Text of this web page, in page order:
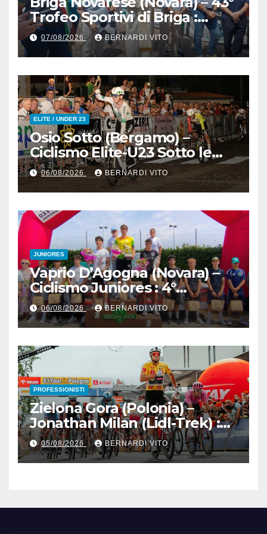
Trofeo Sportivi di Briga :
Nicolò Arrighetti è ancora lui
il Re del Muro di San
Colombano
07/08/2026 BERNARDI VITO
ELITE / UNDER 23
Osio Sotto (Bergamo) –
Ciclismo Elite-U23 Sotto le
Stelle : Kevin Bertoncelli (SC
Padovani-Polo Cherry Bank)
su Andrea Biancalani
(Beltrami TSA Tre Colli)
06/08/2026 BERNARDI VITO
JUNIORES
Vaprio D’Agogna (Novara) –
Ciclismo Juniores : 4°
Memorial Pippo Fallarini al
valsusano Graziano Paolo
Marangon (Team Guerrini –
Senaghese)
06/08/2026 BERNARDI VITO
PROFESSIONISTI
Zielona Gora (Polonia) –
Jonathan Milan (Lidl-Trek) :
Vince la terza tappa di
seguito e in maglia gialla
all’83° Giro di Polonia
05/08/2026 BERNARDI VITO